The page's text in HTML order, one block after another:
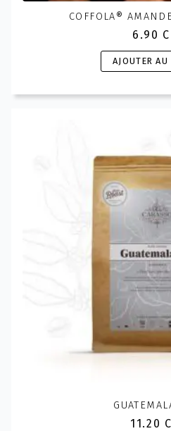
COFFOLA®
6.90
AJOUTER AU
11.20